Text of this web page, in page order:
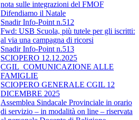
nota sulle integrazioni del FMOF
Difendiamo il Natale
Snadir Info-Point n.512
Fwd: USB Scuola, più tutele per gli iscritti:
al via una campagna di ricorsi
Snadir Info-Point n.513
SCIOPERO 12.12.2025
CGIL_COMUNICAZIONE ALLE
FAMIGLIE
SCIOPERO GENERALE CGIL 12
DICEMBRE 2025
Assemblea Sindacale Provinciale in orario
di servizio – in modalità on line – riservata